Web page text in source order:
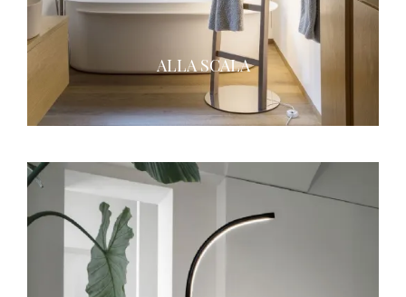
ALLA SCALA